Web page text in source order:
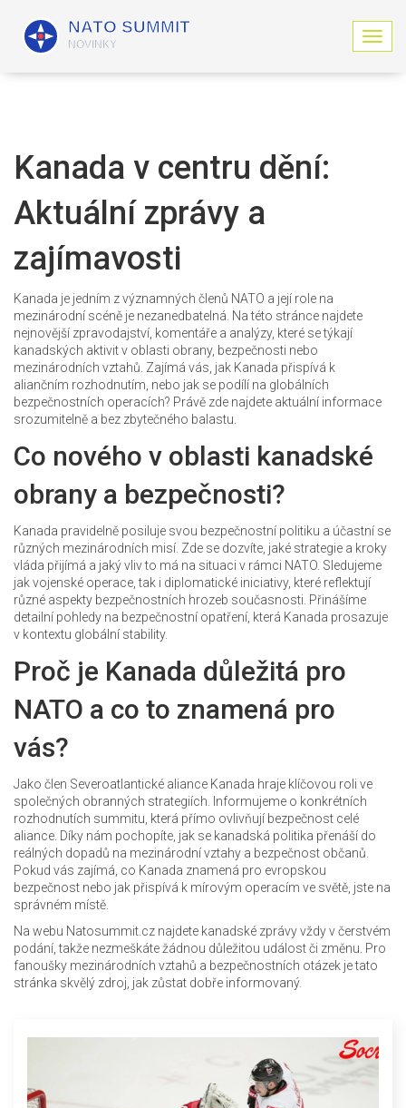
Z
o
Kanada v centru dění:
Aktuální zprávy a
zajímavosti
Kanada je jedním z významných členů NATO a její role na
mezinárodní scéně je nezanedbatelná. Na této stránce najdete
nejnovější zpravodajství, komentáře a analýzy, které se týkají
kanadských aktivit v oblasti obrany, bezpečnosti nebo
mezinárodních vztahů. Zajímá vás, jak Kanada přispívá k
aliančním rozhodnutím, nebo jak se podílí na globálních
bezpečnostních operacích? Právě zde najdete aktuální informace
srozumitelně a bez zbytečného balastu.
Co nového v oblasti kanadské
obrany a bezpečnosti?
Kanada pravidelně posiluje svou bezpečnostní politiku a účastní se
různých mezinárodních misí. Zde se dozvíte, jaké strategie a kroky
vláda přijímá a jaký vliv to má na situaci v rámci NATO. Sledujeme
jak vojenské operace, tak i diplomatické iniciativy, které reflektují
různé aspekty bezpečnostních hrozeb současnosti. Přinášíme
detailní pohledy na bezpečnostní opatření, která Kanada prosazuje
v kontextu globální stability.
Proč je Kanada důležitá pro
NATO a co to znamená pro
vás?
Jako člen Severoatlantické aliance Kanada hraje klíčovou roli ve
společných obranných strategiích. Informujeme o konkrétních
rozhodnutích summitu, která přímo ovlivňují bezpečnost celé
aliance. Díky nám pochopíte, jak se kanadská politika přenáší do
reálných dopadů na mezinárodní vztahy a bezpečnost občanů.
Pokud vás zajímá, co Kanada znamená pro evropskou
bezpečnost nebo jak přispívá k mírovým operacím ve světě, jste na
správném místě.
Na webu Natosummit.cz najdete kanadské zprávy vždy v čerstvém
podání, takže nezmeškáte žádnou důležitou událost či změnu. Pro
fanoušky mezinárodních vztahů a bezpečnostních otázek je tato
stránka skvělý zdroj, jak zůstat dobře informovaný.